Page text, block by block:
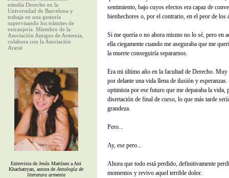
estudia Derecho en la
Universidad de Barcelona y
trabaja en una gestoría
supervisando los trámites de
extranjería. Miembro de la
Asociación Amigos de Armenia,
colabora con la Asociación
Ararat
Entrevista de Jesús Martínez a Ani
Khachatryan, autora de Antología de
literatura armenia
sentimiento, bajo cuyos efectos era capaz de
bienhechores o, por el contrario, en el peor de los
Si me quería o no ahora mismo no lo sé, pero en
ella ciegamente cuando me aseguraba que me
la muerte conseguiría separarnos.
Era mi último año en la facultad de Derecho.
por delante una vida llena de ilusión y
optimista por ese futuro que me deparaba la vida,
disertación de final de curso, lo que más tarde
grandeza.
Pero...
Ay, ese pero...
Ahora que todo está perdido, definitivamente
momentos y revivo aquel terrible dolor.